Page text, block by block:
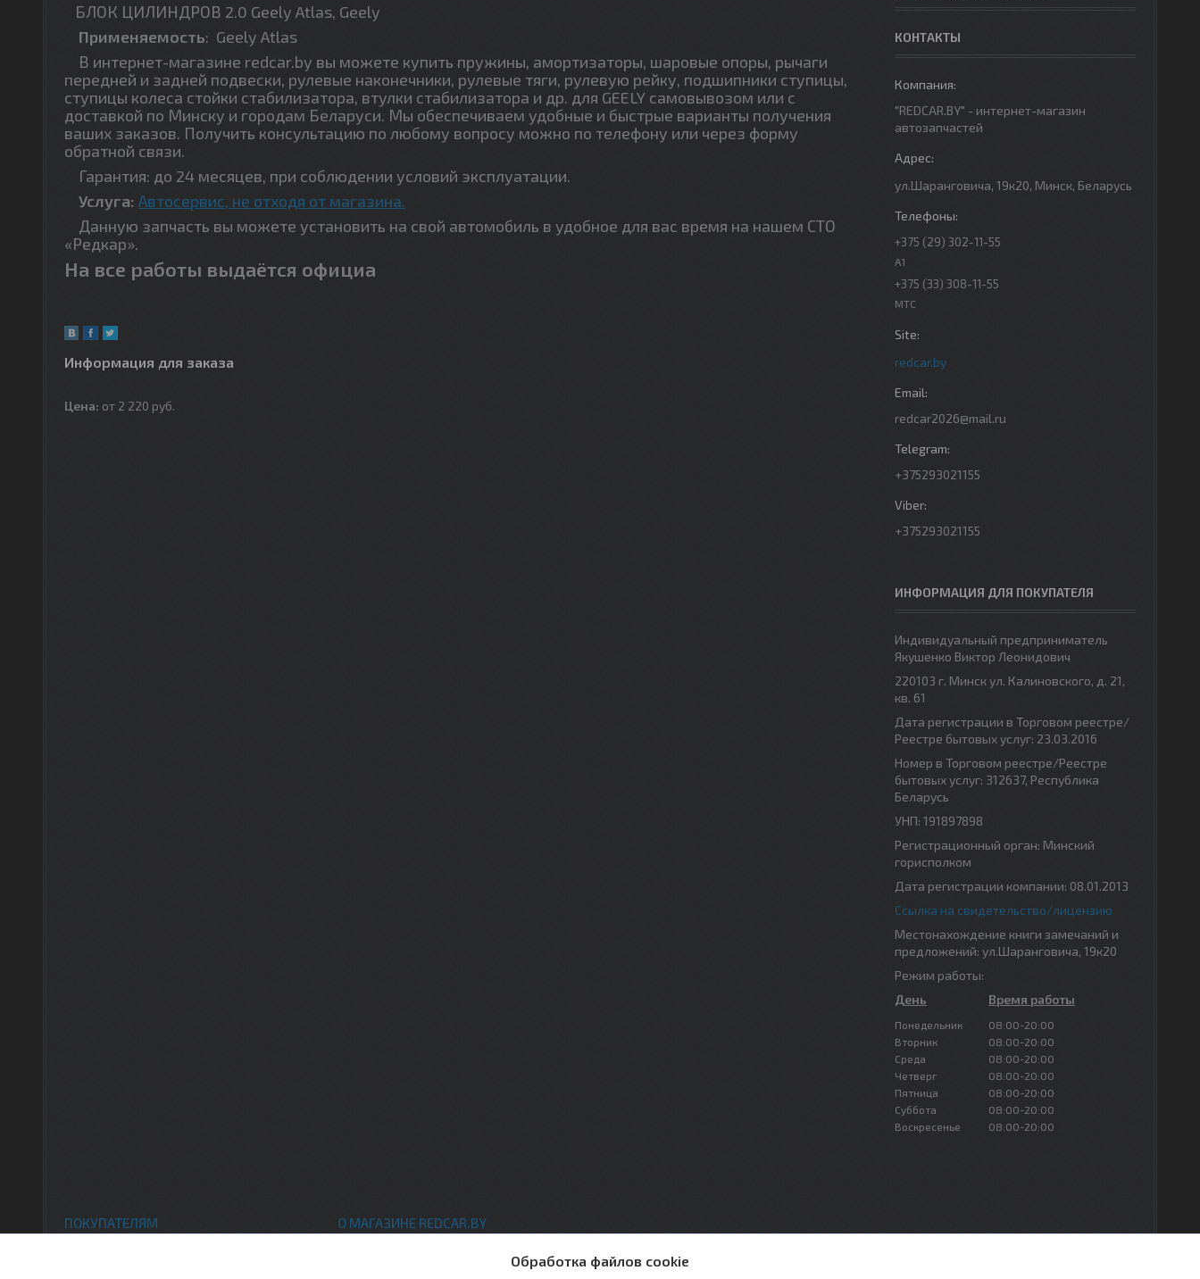
БЛОК ЦИЛИНДРОВ 2.0 Geely Atlas, Geely
Применяемость: Geely Atlas
В интернет-магазине redcar.by вы можете купить пружины, амортизаторы, шаровые опоры, рычаги
передней и задней подвески, рулевые наконечники, рулевые тяги, рулевую рейку, подшипники ступицы,
ступицы колеса стойки стабилизатора, втулки стабилизатора и др. для GEELY самовывозом или с
доставкой по Минску и городам Беларуси. Мы обеспечиваем удобные и быстрые варианты получения
ваших заказов. Получить консультацию по любому вопросу можно по телефону или через форму
обратной связи.
Гарантия: до 24 месяцев, при соблюдении условий эксплуатации.
Услуга: Автосервис, не отходя от магазина.
Данную запчасть вы можете установить на свой автомобиль в удобное для вас время на нашем СТО
«Редкар».
На все работы выдаётся официа
Информация для заказа
Цена: от 2 220 руб.
КОНТАКТЫ
"REDCAR.BY" - интернет-магазин
автозапчастей
ул.Шаранговича, 19к20, Минск, Беларусь
+375 (29) 302-11-55
A1
+375 (33) 308-11-55
МТС
redcar.by
redcar2026@mail.ru
+375293021155
+375293021155
ИНФОРМАЦИЯ ДЛЯ ПОКУПАТЕЛЯ
Индивидуальный предприниматель
Якушенко Виктор Леонидович
220103 г. Минск ул. Калиновского, д. 21,
кв. 61
Дата регистрации в Торговом реестре/
Реестре бытовых услуг: 23.03.2016
Номер в Торговом реестре/Реестре
бытовых услуг: 312637, Республика
Беларусь
УНП: 191897898
Регистрационный орган: Минский
горисполком
Дата регистрации компании: 08.01.2013
Ссылка на свидетельство/лицензию
Местонахождение книги замечаний и
предложений: ул.Шаранговича, 19к20
Режим работы:
День
Время работы
Понедельник
08:00-20:00
Вторник
08:00-20:00
Среда
08:00-20:00
Четверг
08:00-20:00
Пятница
08:00-20:00
Суббота
08:00-20:00
Воскресенье
08:00-20:00
ПОКУПАТЕЛЯМ О МАГАЗИНЕ REDCAR.BY
Обработка файлов cookie